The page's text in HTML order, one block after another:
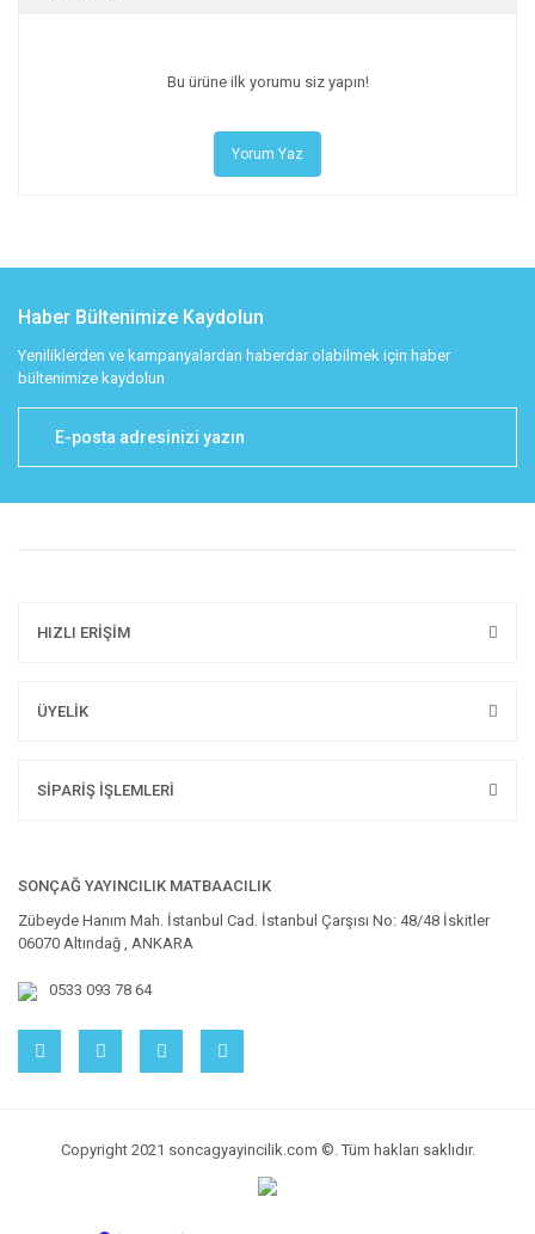
Bu ürüne ilk yorumu siz yapın!
Yorum Yaz
Haber Bültenimize Kaydolun
Yeniliklerden ve kampanyalardan haberdar olabilmek için haber
bültenimize kaydolun
HIZLI ERİŞİM
ÜYELİK
SİPARİŞ İŞLEMLERİ
SONÇAĞ YAYINCILIK MATBAACILIK
Zübeyde Hanım Mah. İstanbul Cad. İstanbul Çarşısı No: 48/48 İskitler
06070 Altındağ , ANKARA
0533 093 78 64
Copyright 2021 soncagyayincilik.com ©. Tüm hakları saklıdır.